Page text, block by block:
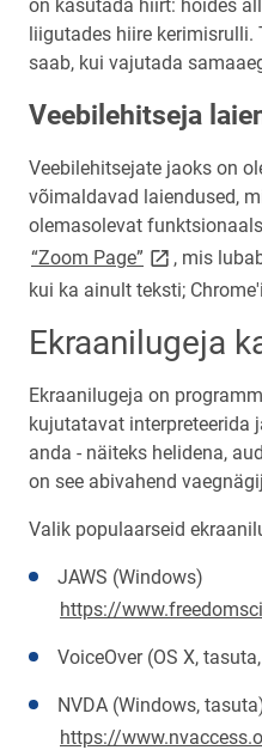
on kasutada hiirt: hoides
liigutades hiire kerimisrulli.
saab, kui vajutada
Veebilehitseja
Veebilehitsejate jaoks on
võimaldavad laiendused,
olemasolevat
“Zoom Page” link opens
, mis
kui ka ainult teksti;
Ekraanilugeja
Ekraanilugeja on
kujutatavat interpreteerida
anda - näiteks helidena,
on see abivahend
Valik populaarseid
JAWS (Windows)
https://
VoiceOver (OS X,
NVDA (Windows,
https://